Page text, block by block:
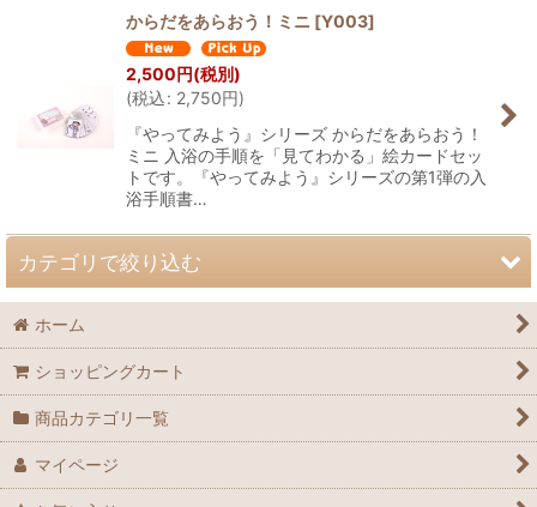
からだをあらおう！ミニ [Y003]
2,500円(税別)
(税込: 2,750円)
『やってみよう』シリーズ からだをあらおう！
ミニ 入浴の手順を「見てわかる」絵カードセッ
トです。『やってみよう』シリーズの第1弾の入
浴手順書…
カテゴリで絞り込む
スケジュール
タイマー
絵カード
ホーム
ショッピングカート
商品カテゴリ一覧
マイページ